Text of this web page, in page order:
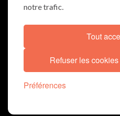
notre trafic.
Tout
Refuser les
Préférences
DÉCLARATION
©